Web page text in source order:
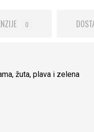
0
žuta, plava i zelena